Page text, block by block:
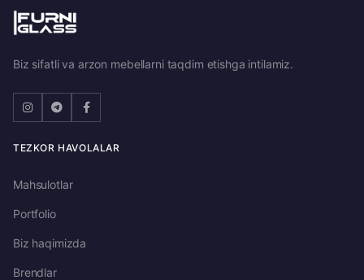
Biz sifatli va arzon mebellarni taqdim etishga intilamiz.
TEZKOR HAVOLALAR
Mahsulotlar
Portfolio
Biz haqimizda
Brendlar